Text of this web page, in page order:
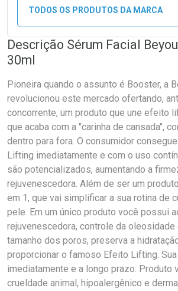
TODOS OS PRODUTOS DA MARCA
Descrição Sérum Facial
30ml
Pioneira quando o assunto é Booster, a
revolucionou este mercado ofertando,
concorrente, um produto que une efeito
que acaba com a "carinha de cansada",
dentro para fora. O consumidor
Lifting imediatamente e com o uso
são potencializados, aumentando a
rejuvenescedora. Além de ser um
em 1, que vai simplificar a sua rotina de
pele. Em um único produto você possui
rejuvenescedora, controle da oleosidade
tamanho dos poros, preserva a
proporcionar o famoso Efeito Lifting.
imediatamente e a longo prazo. Produto
crueldade animal, hipoalergênico e